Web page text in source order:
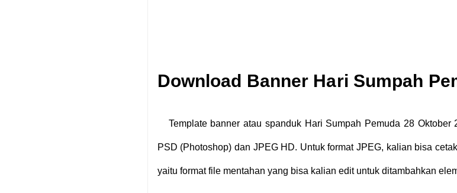
Download Banner Hari Sumpah
Template banner atau spanduk Hari Sumpah Pemuda 28 Oktober
PSD (Photoshop) dan JPEG HD. Untuk format JPEG, kalian bisa
yaitu format file mentahan yang bisa kalian edit untuk ditambahkan